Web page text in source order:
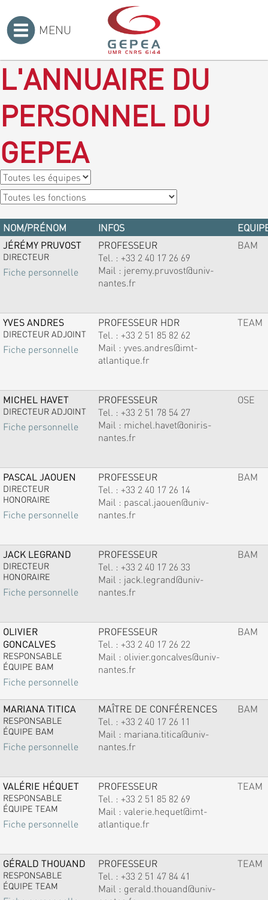
MENU
L'ANNUAIRE DU
PERSONNEL DU
GEPEA
NOM/PRÉNOM INFOS
JÉRÉMY PRUVOST
DIRECTEUR
Fiche personnelle
PROFESSEUR
Tel. : +33 2 40 17 26 69
Mail : jeremy.pruvost@univ-
nantes.fr
BAM
YVES ANDRES
DIRECTEUR ADJOINT
Fiche personnelle
PROFESSEUR HDR
Tel. : +33 2 51 85 82 62
Mail : yves.andres@imt-
atlantique.fr
TEAM
MICHEL HAVET
DIRECTEUR ADJOINT
Fiche personnelle
PROFESSEUR
Tel. : +33 2 51 78 54 27
Mail : michel.havet@oniris-
nantes.fr
OSE
PASCAL JAOUEN
DIRECTEUR
HONORAIRE
Fiche personnelle
PROFESSEUR
Tel. : +33 2 40 17 26 14
Mail : pascal.jaouen@univ-
nantes.fr
BAM
JACK LEGRAND
DIRECTEUR
HONORAIRE
Fiche personnelle
PROFESSEUR
Tel. : +33 2 40 17 26 33
Mail : jack.legrand@univ-
nantes.fr
BAM
OLIVIER
GONCALVES
RESPONSABLE
ÉQUIPE BAM
Fiche personnelle
PROFESSEUR
Tel. : +33 2 40 17 26 22
Mail : olivier.goncalves@univ-
nantes.fr
BAM
MARIANA TITICA
RESPONSABLE
ÉQUIPE BAM
Fiche personnelle
MAÎTRE DE CONFÉRENCES
Tel. : +33 2 40 17 26 11
Mail : mariana.titica@univ-
nantes.fr
BAM
VALÉRIE HÉQUET
RESPONSABLE
ÉQUIPE TEAM
Fiche personnelle
PROFESSEUR
Tel. : +33 2 51 85 82 69
Mail : valerie.hequet@imt-
atlantique.fr
TEAM
GÉRALD THOUAND
RESPONSABLE
ÉQUIPE TEAM
PROFESSEUR
Tel. : +33 2 51 47 84 41
Mail : gerald.thouand@univ-
TEAM